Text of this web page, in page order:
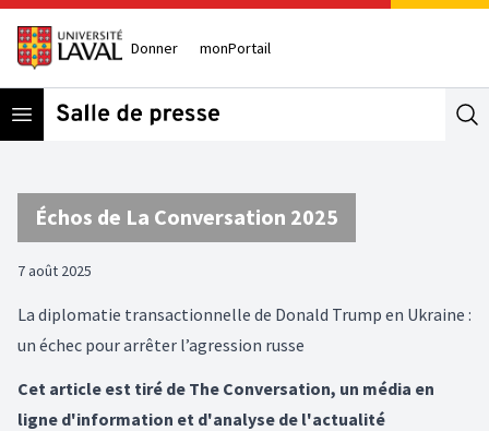
Donner monPortail
Open menu
Échos de La Conversation 2025
7 août 2025
La diplomatie transactionnelle de Donald Trump en Ukraine :
un échec pour arrêter l’agression russe
Cet article est tiré de The Conversation, un média en
ligne d'information et d'analyse de l'actualité